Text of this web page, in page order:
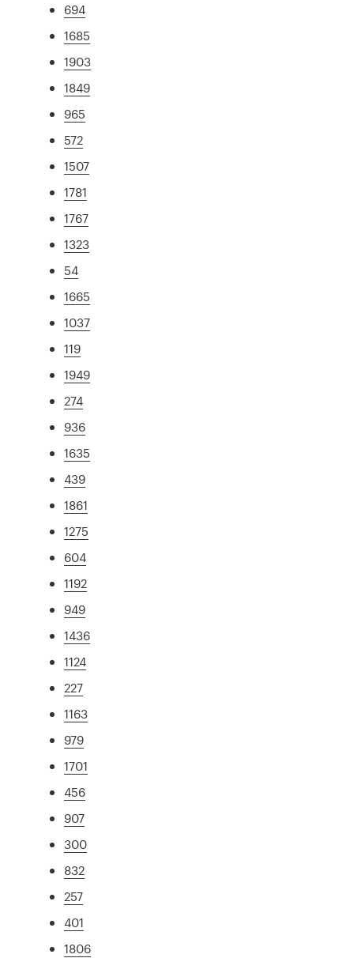
694
1685
1903
1849
965
572
1507
1781
1767
1323
54
1665
1037
119
1949
274
936
1635
439
1861
1275
604
1192
949
1436
1124
227
1163
979
1701
456
907
300
832
257
401
1806